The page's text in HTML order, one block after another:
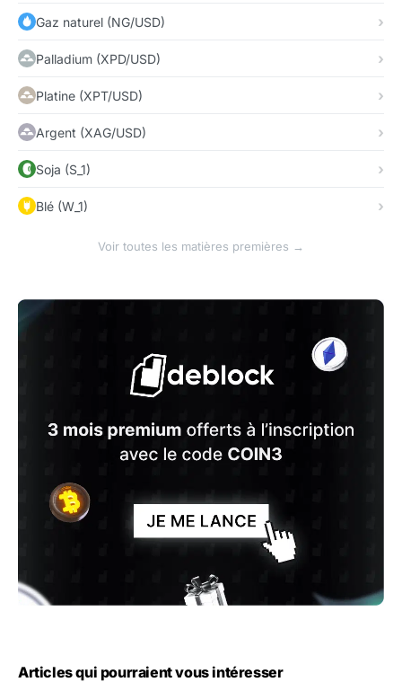
Gaz naturel (NG/USD)
Palladium (XPD/USD)
Platine (XPT/USD)
Argent (XAG/USD)
Soja (S_1)
Blé (W_1)
Voir toutes les matières premières →
Articles qui pourraient vous intéresser